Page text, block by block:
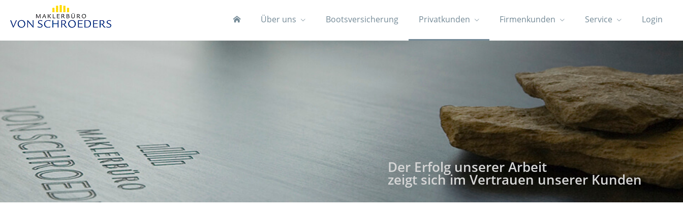
Über uns Bootsversicherung Privatkunden Firmenkunden Service Login
Der Erfolg unserer Arbeit
zeigt sich im Vertrauen unserer Kunden